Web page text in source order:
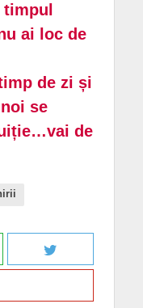
ai loc de
de zi și
se
de